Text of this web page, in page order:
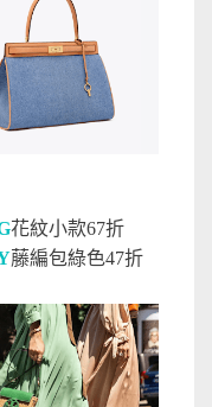
花紋小款67折
藤編包綠色47折